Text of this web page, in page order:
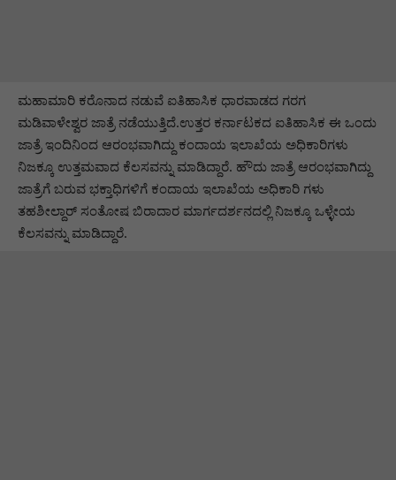
ಮಹಾಮಾರಿ ಕರೊನಾದ ನಡುವೆ ಐತಿಹಾಸಿಕ ಧಾರವಾಡದ ಗರಗ
ಮಡಿವಾಳೇಶ್ವರ ಜಾತ್ರೆ ನಡೆಯುತ್ತಿದೆ.ಉತ್ತರ ಕರ್ನಾಟಕದ ಐತಿಹಾಸಿಕ ಈ ಒಂದು
ಜಾತ್ರೆ ಇಂದಿನಿಂದ ಆರಂಭವಾಗಿದ್ದು ಕಂದಾಯ ಇಲಾಖೆಯ ಅಧಿಕಾರಿಗಳು
ನಿಜಕ್ಕೂ ಉತ್ತಮವಾದ ಕೆಲಸವನ್ನು ಮಾಡಿದ್ದಾರೆ. ಹೌದು ಜಾತ್ರೆ ಆರಂಭವಾಗಿದ್ದು
ಜಾತ್ರೆಗೆ ಬರುವ ಭಕ್ತಾಧಿಗಳಿಗೆ ಕಂದಾಯ ಇಲಾಖೆಯ ಅಧಿಕಾರಿ ಗಳು
ತಹಶೀಲ್ದಾರ್ ಸಂತೋಷ ಬಿರಾದಾರ ಮಾರ್ಗದರ್ಶನದಲ್ಲಿ ನಿಜಕ್ಕೂ ಒಳ್ಳೇಯ
ಕೆಲಸವನ್ನು ಮಾಡಿದ್ದಾರೆ.